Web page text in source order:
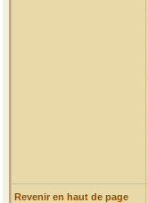
Revenir en haut de page